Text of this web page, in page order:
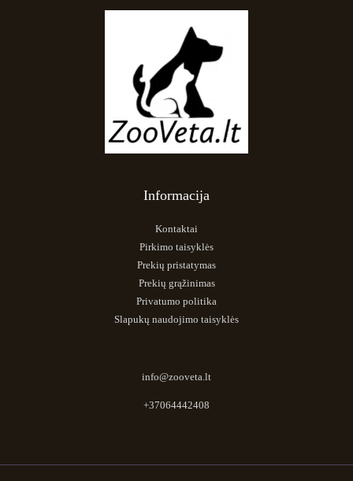
Informacija
Kontaktai
Pirkimo taisyklės
Prekių pristatymas
Prekių grąžinimas
Privatumo politika
Slapukų naudojimo taisyklės
info@zooveta.lt
+37064442408